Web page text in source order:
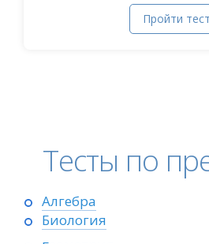
Пройти тест
Тесты по
Алгебра
Биология